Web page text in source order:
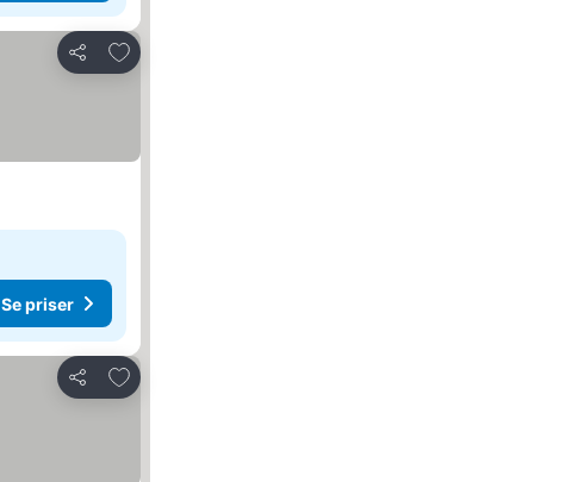
Del
Legg til i favoritter
Se priser
Del
Legg til i favoritter